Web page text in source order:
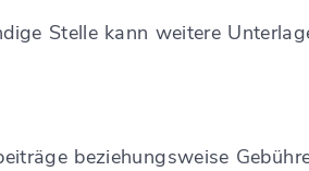
Stelle kann weitere
beziehungsweise